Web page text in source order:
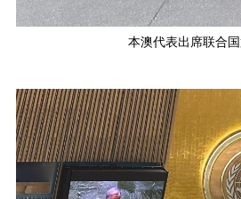
本澳代表出席联合